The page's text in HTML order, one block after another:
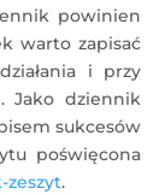
powinien
warto zapisać
i przy
Jako dziennik
sukcesów
poświęcona
zeszyt.